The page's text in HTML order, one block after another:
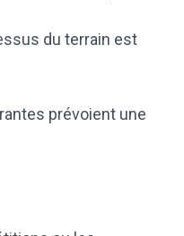
du terrain est
prévoient une